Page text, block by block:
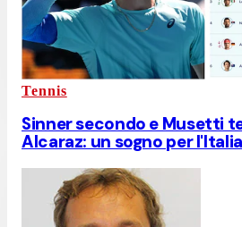
Tennis
Sinner secondo e Musetti
Alcaraz: un sogno per